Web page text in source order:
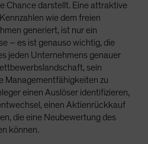
Chance darstellt. Eine attraktive
wie dem freien
generiert, ist nur ein
– es ist genauso wichtig, die
jeden Unternehmens genauer
sein
Managementfähigkeiten zu
einen Auslöser identifizieren,
einen Aktienrückkauf
die eine Neubewertung des
können.